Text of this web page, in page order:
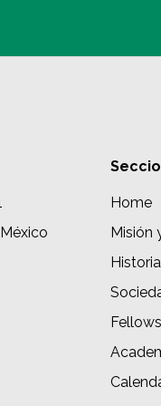
Home
Misión
Historia
Fellows